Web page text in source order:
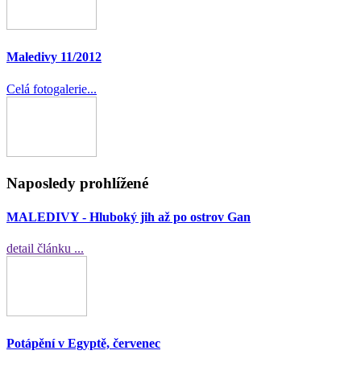
Maledivy 11/2012
Celá fotogalerie...
Naposledy prohlížené
MALEDIVY - Hluboký jih až po ostrov Gan
detail článku ...
Potápění v Egyptě, červenec